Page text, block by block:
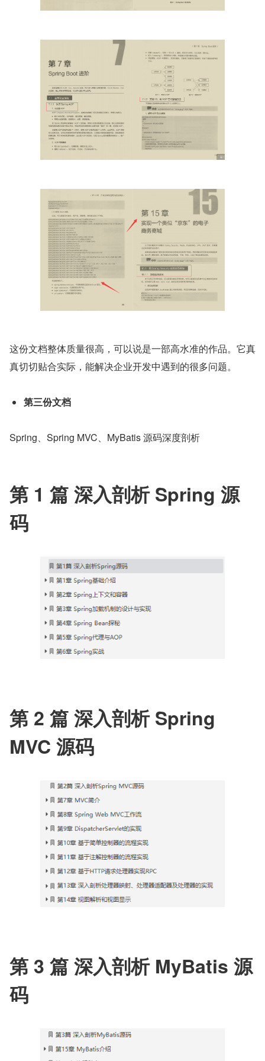
这份文档整体质量很高，可以说是一部高水准的作品。它真
真切切贴合实际，能解决企业开发中遇到的很多问题。
第三份文档
Spring、Spring MVC、MyBatis 源码深度剖析
第 1 篇 深入剖析 Spring 源
码
第 2 篇 深入剖析 Spring
MVC 源码
第 3 篇 深入剖析 MyBatis 源
码